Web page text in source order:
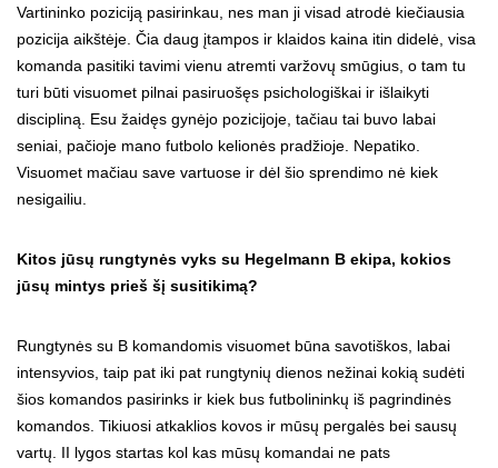
Vartininko poziciją pasirinkau, nes man ji visad atrodė kiečiausia
pozicija aikštėje. Čia daug įtampos ir klaidos kaina itin didelė, visa
komanda pasitiki tavimi vienu atremti varžovų smūgius, o tam tu
turi būti visuomet pilnai pasiruošęs psichologiškai ir išlaikyti
discipliną. Esu žaidęs gynėjo pozicijoje, tačiau tai buvo labai
seniai, pačioje mano futbolo kelionės pradžioje. Nepatiko.
Visuomet mačiau save vartuose ir dėl šio sprendimo nė kiek
nesigailiu.
Kitos jūsų rungtynės vyks su Hegelmann B ekipa, kokios
jūsų mintys prieš šį susitikimą?
Rungtynės su B komandomis visuomet būna savotiškos, labai
intensyvios, taip pat iki pat rungtynių dienos nežinai kokią sudėti
šios komandos pasirinks ir kiek bus futbolininkų iš pagrindinės
komandos. Tikiuosi atkaklios kovos ir mūsų pergalės bei sausų
vartų. II lygos startas kol kas mūsų komandai ne pats